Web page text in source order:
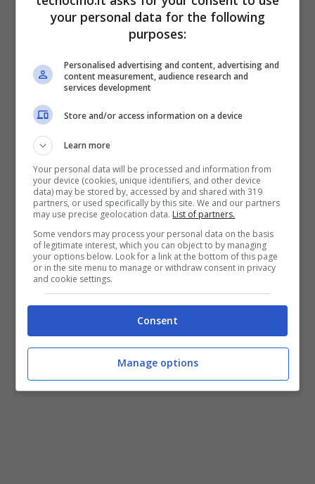
dipendenza da Internet sono associabili a
quelli delle altre droghe.
Quali? Sentimenti compulsivi, un graduale
isolamento sociale e la perdita di contatti
reali, la dipendenza psicopatologica
dall’oggetto in questione e sentimenti di
onnipotenza. E voi? Quante ore passate
davanti al PC non per lavoro? Lamentate
qualcuno di questi sintomi?
your personal data for the following
purposes:
Personalised advertising and content, advertising and
content measurement, audience research and
services development
Store and/or access information on a device
Learn more
Your personal data will be processed and information from
your device (cookies, unique identifiers, and other device
data) may be stored by, accessed by and shared with 319
partners, or used specifically by this site. We and our partners
may use precise geolocation data. List of partners.
Some vendors may process your personal data on the basis
of legitimate interest, which you can object to by managing
your options below. Look for a link at the bottom of this page
or in the site menu to manage or withdraw consent in privacy
and cookie settings.
Consent
Manage options